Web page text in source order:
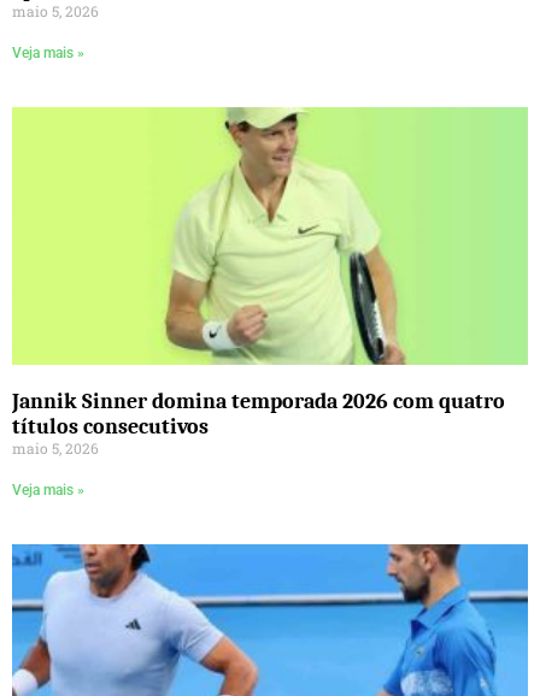
maio 5, 2026
Veja mais »
Jannik Sinner domina temporada 2026 com quatro
títulos consecutivos
maio 5, 2026
Veja mais »